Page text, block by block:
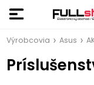
Výrobcovia Asus